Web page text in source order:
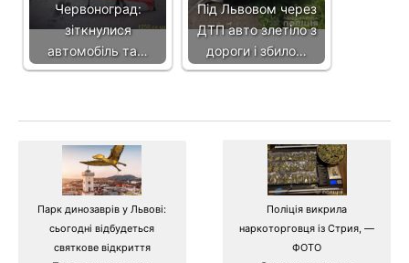
Червоноград:
зіткнулися
автомобіль та…
Під Львовом через
ДТП авто злетіло з
дороги і збило…
Парк динозаврів у Львові:
сьогодні відбудеться
святкове відкриття
Поліція викрила
наркоторговця із Стрия, —
ФОТО